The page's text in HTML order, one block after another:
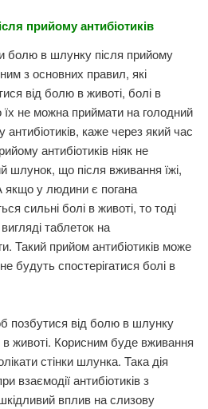
прийому антибіотиків
болю в шлунку після прийому
з основних правил, які
від болю в животі, болі в
їх не можна приймати на голодний
каже через який час
антибіотиків ніяк не
шлунок, що після вживання їжі,
якщо у людини є погана
сильні болі в животі, то тоді
таблеток на
Такий прийом антибіотиків може
будуть спостерігатися болі в
позбутися від болю в шлунку
в животі. Корисним буде вживання
стінки шлунка. Така дія
взаємодії антибіотиків з
вплив на слизову